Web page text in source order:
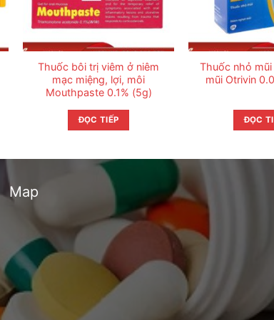
Thuốc bôi trị viêm ở niêm
mạc miệng, lợi, môi
Mouthpaste 0.1% (5g)
ĐỌC TIẾP
Thuốc nhỏ
mũi Otrivin
ĐỌC
Map